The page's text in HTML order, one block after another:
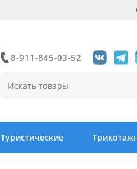
8-911-845-03-52
Туристические